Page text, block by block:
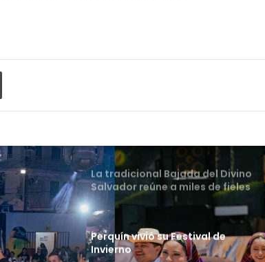
Imprimir
profesionales del futuro
La tradicional Bajada del Divino
Perquín vivió su Festival de
Invierno
Cinco planes diferentes para
aprovechar la semana agostina